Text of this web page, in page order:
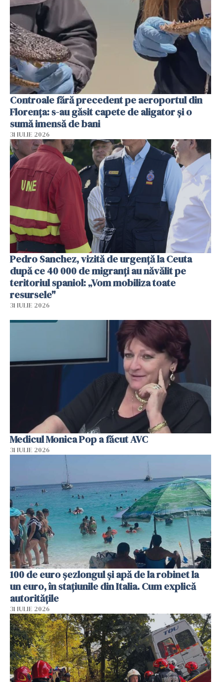
Controale fără precedent pe aeroportul din
Florența: s-au găsit capete de aligator și o
sumă imensă de bani
31 IULIE 2026
Pedro Sanchez, vizită de urgență la Ceuta
după ce 40 000 de migranți au năvălit pe
teritoriul spaniol: „Vom mobiliza toate
resursele"
31 IULIE 2026
Medicul Monica Pop a făcut AVC
31 IULIE 2026
100 de euro șezlongul și apă de la robinet la
un euro, în stațiunile din Italia. Cum explică
autoritățile
31 IULIE 2026